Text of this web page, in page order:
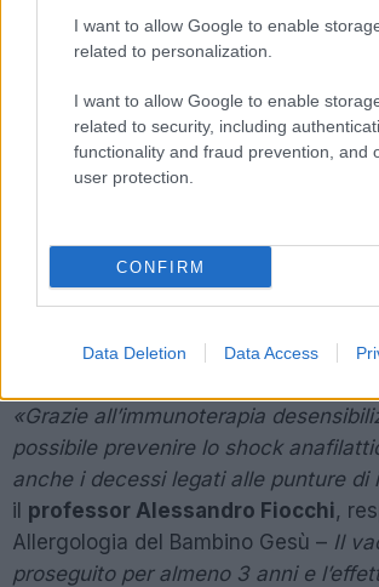
I want to allow Google to enable
related to personalization.
I want to allow Google to enable
related to security, including
functionality and fraud prevention, and
user protection.
CONFIRM
Data Deletion Data Access
L’immunoterapia desensibilizzante
bambini e i ragazzi ad alto rischio di
anafilattico o di reazioni allergiche di
intensità. Consiste nell’inoculazione
In questo modo l’organismo si “abitua”
caso di puntura accidentale.
«Grazie all’immunoterapia
possibile prevenire lo shock
anche i decessi legati alle punture di
il professor Alessandro Fiocchi,
Allergologia del Bambino Gesù – Il
proseguito per almeno 3 anni e